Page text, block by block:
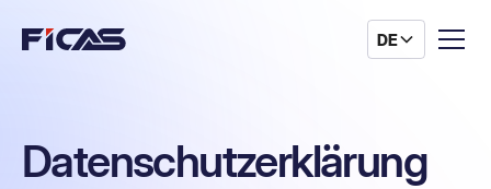
DE
Datenschutzerklärung